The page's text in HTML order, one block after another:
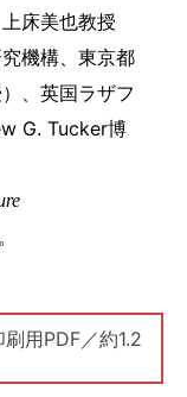
床美也教授
機構、東京都
、英国ラザフ
G. Tucker博
用PDF／約1.2